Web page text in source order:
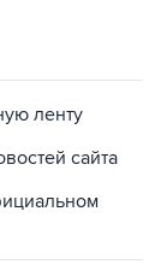
ленту
сайта